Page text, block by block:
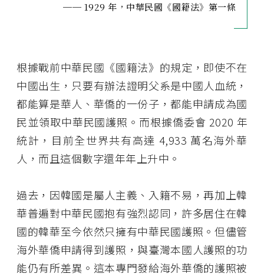
── 1929 年，中華民國《國籍法》第一條
根據戰前中華民國《國籍法》的規定，即使不在
中國出生，只要有辦法證明父系是中國人血統，
都能算是華人、華僑的一份子，都能申請成為國
民並領取中華民國護照。而根據僑委會 2020 年
統計，目前全世界共有高達 4,933 萬名海外華
人，而且這個數字還年年上升中。
過去，因韓國是屬人主義、入籍不易，再加上韓
華普遍對中華民國抱有強烈認同，許多居住在韓
國的韓華至今依然只擁有中華民國護照。但儘管
海外華僑申請得到護照，與臺灣本國人護照的功
能仍有所差異。這本專門發給海外華僑的護照被